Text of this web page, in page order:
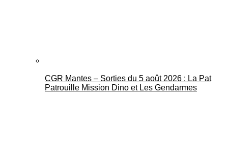
CGR Mantes – Sorties du 5 août 2026 : La Pat
Patrouille Mission Dino et Les Gendarmes